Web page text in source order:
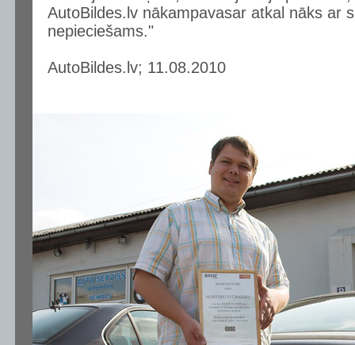
AutoBildes.lv nākampavasar atkal nāks ar
nepieciešams."
AutoBildes.lv; 11.08.2010